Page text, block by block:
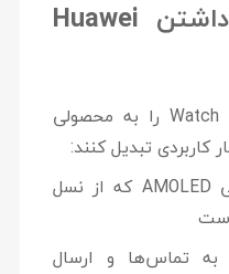
6 دلیل برای دوست داشتن Huawei
این 6 دلیل می‌توانند Watch Fit 2 را به محصولی
تبدیل کنند:
– صفحه نمایش 1.74 اینچی AMOLED که از نسل
به تماس‌ها و ارسال